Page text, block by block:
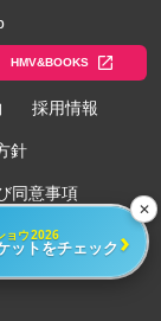
HMV&BOOKS
採用情報
針
同意事項
✕
ョウ2026
ットをチェック ›